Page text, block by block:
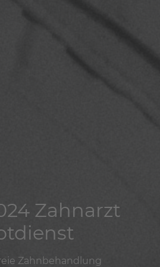
Zahnarzt
Zahnbehandlung
Zahnarzt
Zahnbehandlung
Zahnarzt
Zahnbehandlung